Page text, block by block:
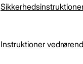
Instruktioner